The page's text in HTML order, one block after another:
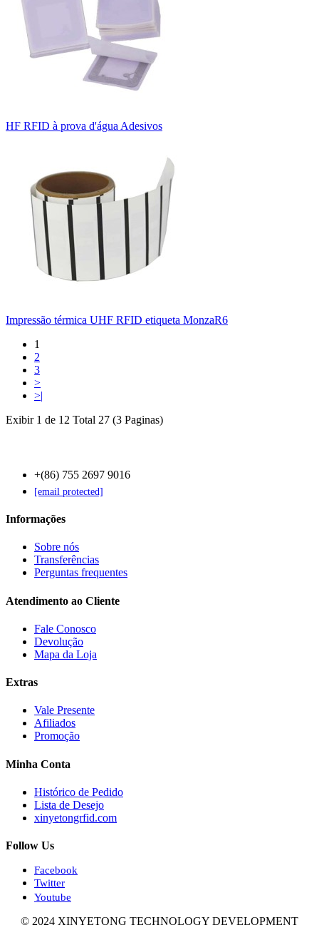
HF RFID à prova d'água Adesivos
Impressão térmica UHF RFID etiqueta MonzaR6
1
2
3
>
>|
Exibir 1 de 12 Total 27 (3 Paginas)
+(86) 755 2697 9016
[email protected]
Informações
Sobre nós
Transferências
Perguntas frequentes
Atendimento ao Cliente
Fale Conosco
Devolução
Mapa da Loja
Extras
Vale Presente
Afiliados
Promoção
Minha Conta
Histórico de Pedido
Lista de Desejo
xinyetongrfid.com
Follow Us
Facebook
Twitter
Youtube
© 2024 XINYETONG TECHNOLOGY DEVELOPMENT